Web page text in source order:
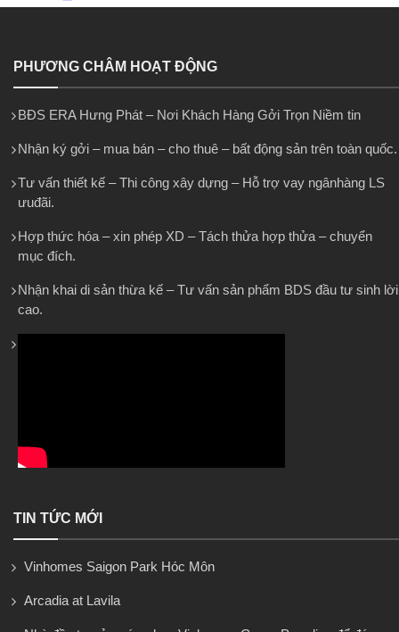
PHƯƠNG CHÂM HOẠT ĐỘNG
BĐS ERA Hưng Phát – Nơi Khách Hàng Gởi Trọn Niềm tin
Nhận ký gởi – mua bán – cho thuê – bất động sản trên toàn quốc.
Tư vấn thiết kế – Thi công xây dựng – Hỗ trợ vay ngânhàng LS
ưuđãi.
Hợp thức hóa – xin phép XD – Tách thửa hợp thửa – chuyển
mục đích.
Nhận khai di sản thừa kế – Tư vấn sản phẩm BDS đầu tư sinh lời
cao.
TIN TỨC MỚI
Vinhomes Saigon Park Hóc Môn
Arcadia at Lavila